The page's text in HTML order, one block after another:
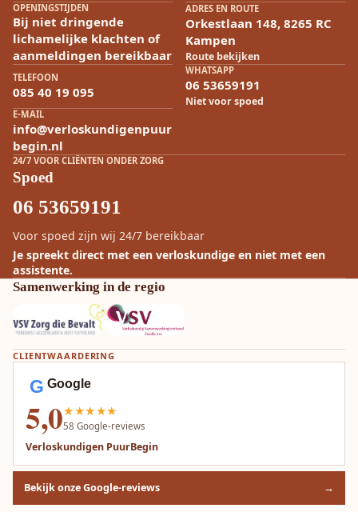
OPENINGSTIJDEN
Bij niet dringende
lichamelijke klachten of
aanmeldingen bereikbaar
ADRES EN ROUTE
Orkestlaan 148, 8265 RC
Kampen
Route bekijken
TELEFOON
085 40 19 095
WHATSAPP
06 53659191
Niet voor spoed
E-MAIL
info@verloskundigenpuur
begin.nl
24/7 VOOR CLIËNTEN ONDER ZORG
Spoed
06 53659191
Voor spoed zijn wij 24/7 bereikbaar
Je spreekt direct met een verloskundige en niet met een
assistente.
Samenwerking in de regio
CLIENTWAARDERING
G Google
5,0★★★★★
58 Google-reviews
Verloskundigen PuurBegin
Bekijk onze Google-reviews →